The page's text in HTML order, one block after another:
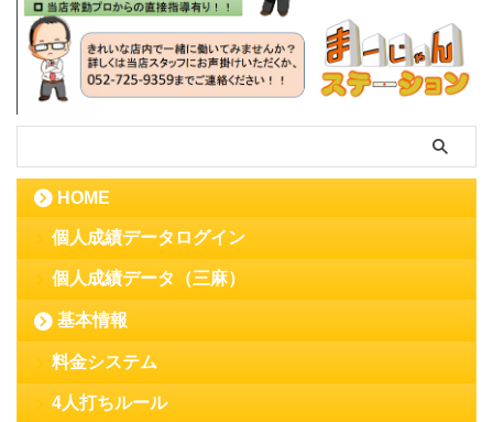
HOME
個人成績データログイン
個人成績データ（三麻）
基本情報
料金システム
4人打ちルール